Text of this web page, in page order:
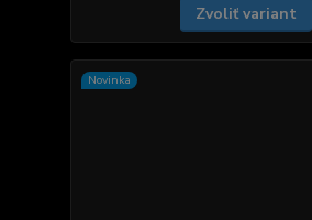
Zvoliť variant
Novinka